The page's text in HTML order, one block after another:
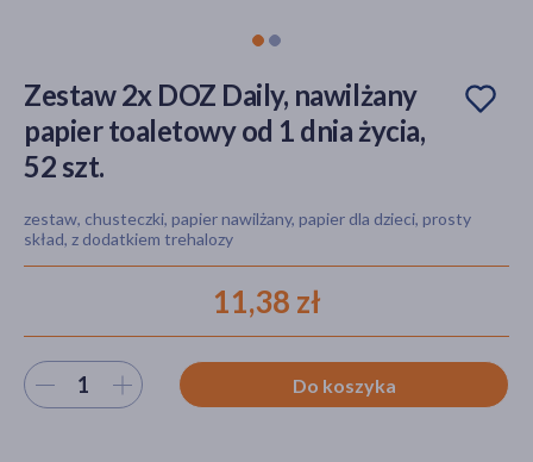
Hit
Zestaw 2x DOZ Daily, nawilżany
papier toaletowy od 1 dnia życia,
52 szt.
zestaw, chusteczki, papier nawilżany, papier dla dzieci, prosty
skład, z dodatkiem trehalozy
11,38 zł
Wybierz ilość Do koszyka